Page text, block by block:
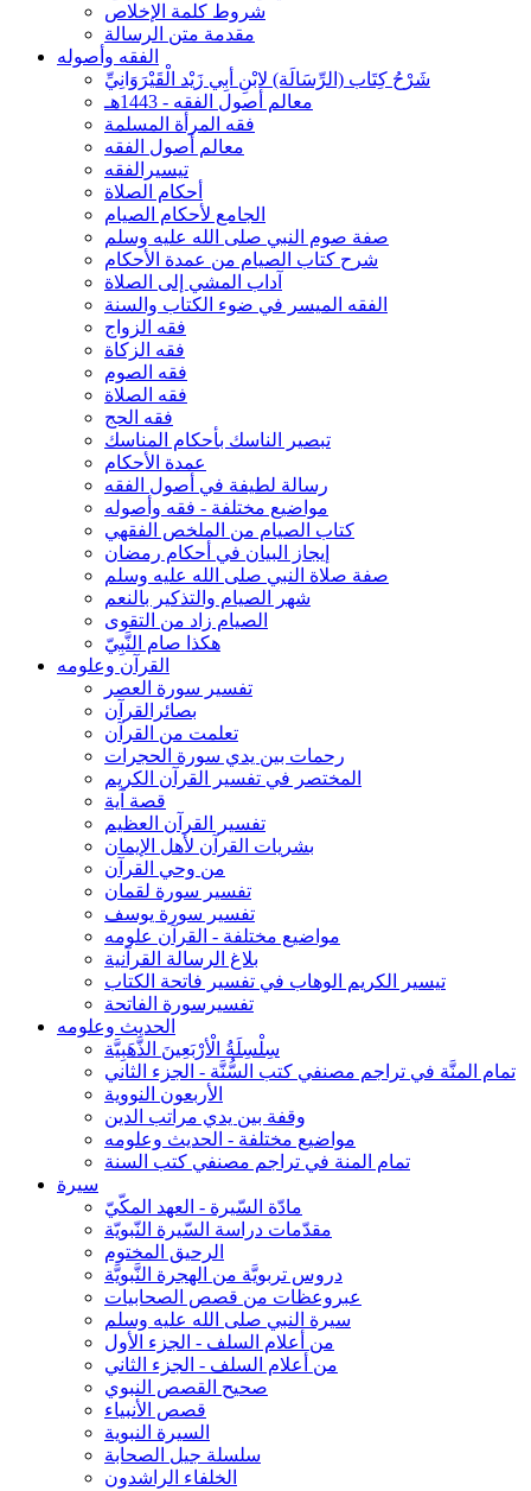
شروط كلمة الإخلاص
مقدمة متن الرسالة
الفقه وأصوله
شَرْحُ كِتَاب (الرِّسَالَة) لابْنِ أبِي زَيْد الْقَيْرَوَانِيِّ
معالم أصول الفقه - 1443هـ
فقه المرأة المسلمة
معالم أصول الفقه
تيسيرالفقه
أحكام الصلاة
الجامع لأحكام الصيام
صفة صوم النبي صلى الله عليه وسلم
شرح كتاب الصيام من عمدة الأحكام
آداب المشي إلى الصلاة
الفقه الميسر في ضوء الكتاب والسنة
فقه الزواج
فقه الزكاة
فقه الصوم
فقه الصلاة
فقه الحج
تبصير الناسك بأحكام المناسك
عمدة الأحكام
رسالة لطيفة في أصول الفقه
مواضيع مختلفة - فقه وأصوله
كتاب الصيام من الملخص الفقهي
إيجاز البيان في أحكام رمضان
صفة صلاة النبي صلى الله عليه وسلم
شهر الصيام والتذكير بالنعم
الصيام زاد من التقوى
هكذا صام النَّبِيّ
القرآن وعلومه
تفسير سورة العصر
بصائرالقرآن
تعلمت من القرآن
رحمات بين يدي سورة الحجرات
المختصر في تفسير القرآن الكريم
قصة آية
تفسير القرآن العظيم
بشريات القرآن لأهل الإيمان
من وحي القرآن
تفسير سورة لقمان
تفسير سورة يوسف
مواضيع مختلفة - القرآن علومه
بلاغ الرسالة القرآنية
تيسير الكريم الوهاب في تفسير فاتحة الكتاب
تفسيرسورة الفاتحة
الحديث وعلومه
سِلْسِلَةُ الْأرْبَعِينَ الذَّهَبِيَّة
تمام المنَّة في تراجم مصنفي كتب السُّنَّة - الجزء الثاني
الأربعون النووية
وقفة بين يدي مراتب الدين
مواضيع مختلفة - الحديث وعلومه
تمام المنة في تراجم مصنفي كتب السنة
سيرة
مادّة السّيرة - العهد المكّيّ
مقدّمات دراسة السّيرة النّبويّة
الرحيق المختوم
دروس تربويَّة من الهجرة النَّبويَّة
عبروعظات من قصص الصحابيات
سيرة النبي صلى الله عليه وسلم
من أعلام السلف - الجزء الأول
من أعلام السلف - الجزء الثاني
صحيح القصص النبوي
قصص الأنبياء
السيرة النبوية
سلسلة جيل الصحابة
الخلفاء الراشدون